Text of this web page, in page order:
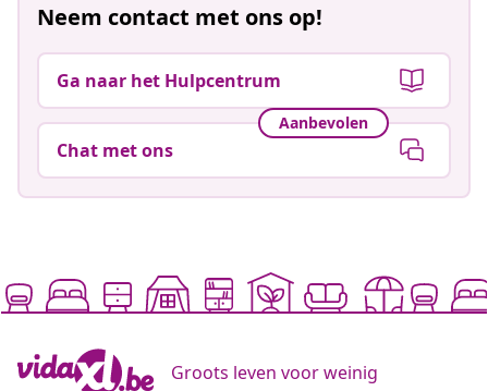
Neem contact met ons op!
Ga naar het Hulpcentrum
Aanbevolen
Chat met ons
Groots leven voor weinig